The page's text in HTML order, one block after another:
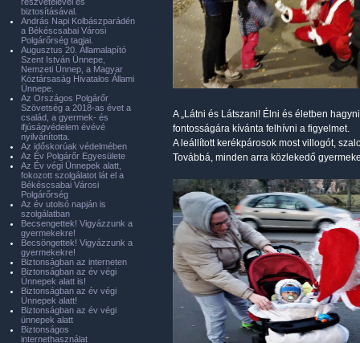
A „Látni és Látszani! Élni és életben
fontosságára kívánta felhívni a figyelmet.
A leállított kerékpárosok most villogót,
Továbbá, minden arra közlekedő
biztosításával.
András Napi Kolbászparádén
a Békéscsabai Városi
Polgárőrség tagjai.
Augusztus 20. Államalapító
Szent István Ünnepe,
Nemzeti Ünnep, a Magyar
Köztársaság Hivatalos Állami
Ünnepe.
Az Országos Polgárőr
Szövetség a 2018-as évet a
család, a gyermek- és
ifjúságvédelem évévé
nyilvánította.
Az időskorúak védelmében
Az Év Polgárőr Egyesülete
Az Év végi Ünnepek alatt,
fokozott szolgálatot lát el a
Békéscsabai Városi
Polgárőrség
Az év utolsó napján is
szolgálatban
Becsengettek! Vigyázzunk a
gyermekekre!
Becsöngettek! Vigyázzunk a
gyermekekre!
Biztonságban az interneten
Biztonságban az év végi
Ünnepek alatt is!
Biztonságban az év végi
Ünnepek alatt!
Biztonságban az év végi
ünnepek alatt
Biztonságos
internethasználat